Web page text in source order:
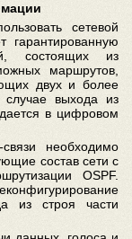
сетевой
гарантированную
состоящих из
маршрутов,
двух и более
случае выхода из
в цифровом
необходимо
состав сети с
OSPF.
из строя части